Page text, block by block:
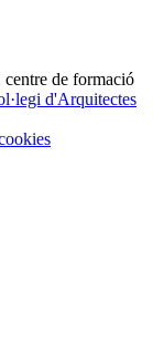
centre de formació
d'Arquitectes